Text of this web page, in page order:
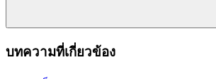
บทความที่เกี่ยวข้อง